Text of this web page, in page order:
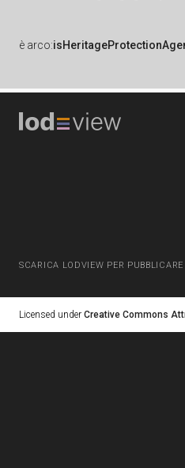
è arco:
SCARICA LODVIEW PER
Licensed under Creative Commons